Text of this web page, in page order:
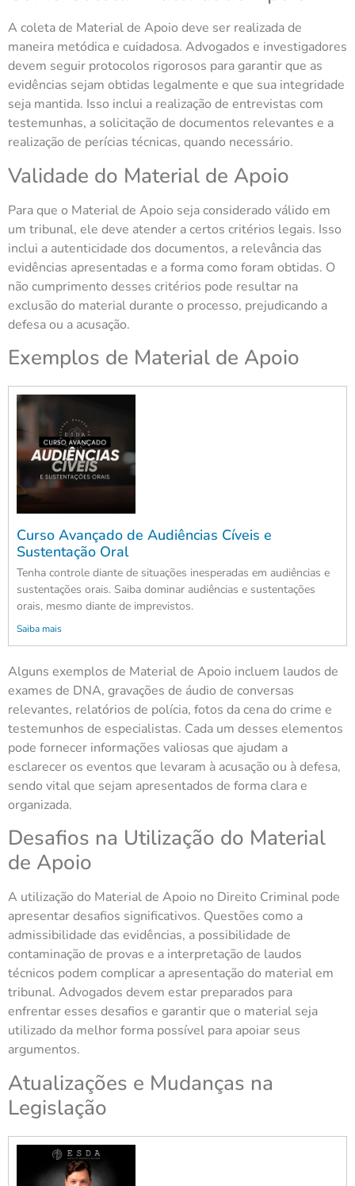
A coleta de Material de Apoio deve ser realizada de
maneira metódica e cuidadosa. Advogados e investigadores
devem seguir protocolos rigorosos para garantir que as
evidências sejam obtidas legalmente e que sua integridade
seja mantida. Isso inclui a realização de entrevistas com
testemunhas, a solicitação de documentos relevantes e a
realização de perícias técnicas, quando necessário.
Validade do Material de Apoio
Para que o Material de Apoio seja considerado válido em
um tribunal, ele deve atender a certos critérios legais. Isso
inclui a autenticidade dos documentos, a relevância das
evidências apresentadas e a forma como foram obtidas. O
não cumprimento desses critérios pode resultar na
exclusão do material durante o processo, prejudicando a
defesa ou a acusação.
Exemplos de Material de Apoio
Curso Avançado de Audiências Cíveis e
Sustentação Oral
Tenha controle diante de situações inesperadas em audiências e
sustentações orais. Saiba dominar audiências e sustentações
orais, mesmo diante de imprevistos.
Saiba mais
Alguns exemplos de Material de Apoio incluem laudos de
exames de DNA, gravações de áudio de conversas
relevantes, relatórios de polícia, fotos da cena do crime e
testemunhos de especialistas. Cada um desses elementos
pode fornecer informações valiosas que ajudam a
esclarecer os eventos que levaram à acusação ou à defesa,
sendo vital que sejam apresentados de forma clara e
organizada.
Desafios na Utilização do Material
de Apoio
A utilização do Material de Apoio no Direito Criminal pode
apresentar desafios significativos. Questões como a
admissibilidade das evidências, a possibilidade de
contaminação de provas e a interpretação de laudos
técnicos podem complicar a apresentação do material em
tribunal. Advogados devem estar preparados para
enfrentar esses desafios e garantir que o material seja
utilizado da melhor forma possível para apoiar seus
argumentos.
Atualizações e Mudanças na
Legislação